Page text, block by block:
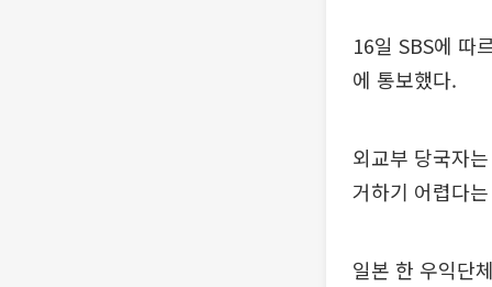
16일 SBS에 따
에 통보했다.
외교부 당국자
거하기 어렵다
일본 한 우익단